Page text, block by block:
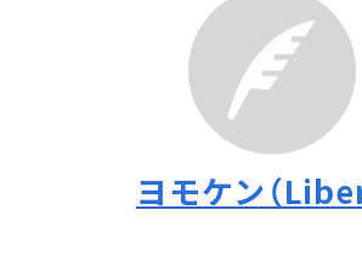
ヨモケン（